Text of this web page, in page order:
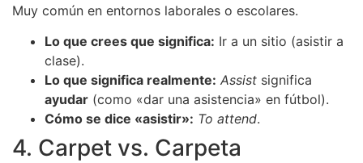
Muy común en entornos laborales o escolares.
Lo que crees que significa: Ir a un sitio (asistir a
clase).
Lo que significa realmente: Assist significa
ayudar (como «dar una asistencia» en fútbol).
Cómo se dice «asistir»: To attend.
4. Carpet vs. Carpeta